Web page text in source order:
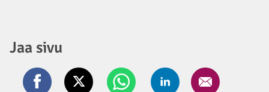
Jaa sivu